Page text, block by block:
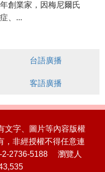
年創業家，因梅尼爾氏
症、...
台語廣播
客語廣播
文字、圖片等內容版權
，非經授權不得任意連
2736-5188 瀏覽人